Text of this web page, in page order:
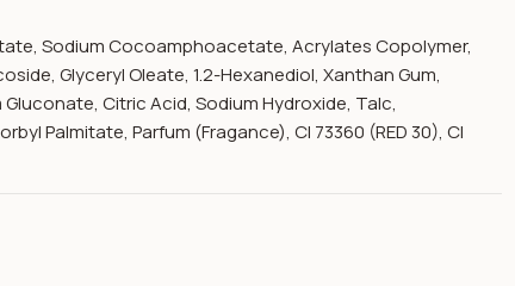
Sodium Cocoamphoacetate, Acrylates Copolymer,
Glyceryl Oleate, 1.2-Hexanediol, Xanthan Gum,
Citric Acid, Sodium Hydroxide, Talc,
Palmitate, Parfum (Fragance), CI 73360 (RED 30), CI